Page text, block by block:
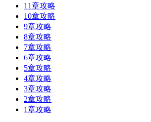
11章攻略
10章攻略
9章攻略
8章攻略
7章攻略
6章攻略
5章攻略
4章攻略
3章攻略
2章攻略
1章攻略